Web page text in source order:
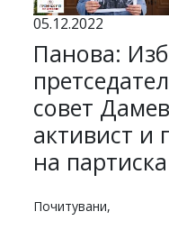
05.12.2022
Панова:
совет
активист и
на
Почитувани,